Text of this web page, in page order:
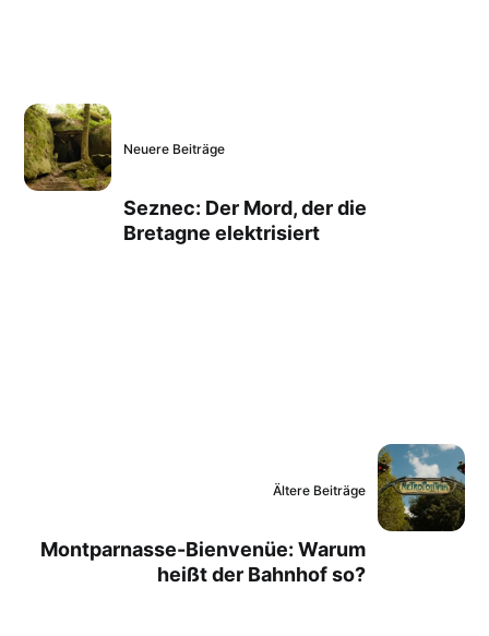
Neuere Beiträge
Seznec: Der Mord, der die
Bretagne elektrisiert
Ältere Beiträge
Montparnasse-Bienvenüe: Warum
heißt der Bahnhof so?